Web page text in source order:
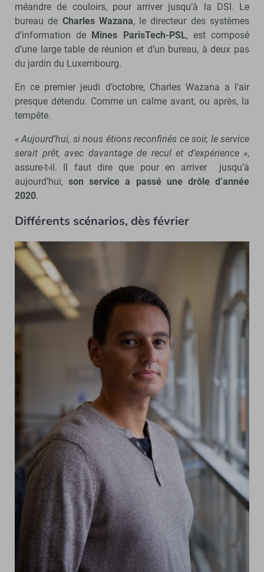
méandre de couloirs, pour arriver jusqu’à la DSI. Le
bureau de Charles Wazana, le directeur des systèmes
d’information de Mines ParisTech-PSL, est composé
d’une large table de réunion et d’un bureau, à deux pas
du jardin du Luxembourg.
En ce premier jeudi d’octobre, Charles Wazana a l’air
presque détendu. Comme un calme avant, ou après, la
tempête.
« Aujourd’hui, si nous étions reconfinés ce soir, le service
serait prêt, avec davantage de recul et d’expérience »,
assure-t-il. Il faut dire que pour en arriver jusqu’à
aujourd’hui, son service a passé une drôle d’année
2020.
Différents scénarios, dès février